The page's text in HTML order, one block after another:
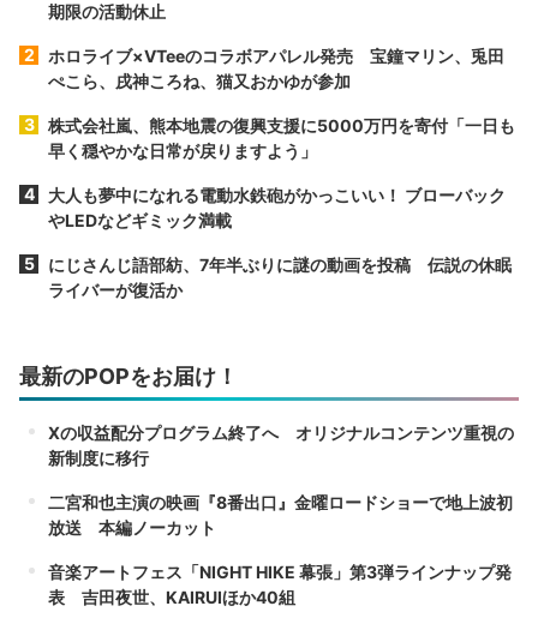
期限の活動休止
ホロライブ×VTeeのコラボアパレル発売 宝鐘マリン、兎田
ぺこら、戌神ころね、猫又おかゆが参加
株式会社嵐、熊本地震の復興支援に5000万円を寄付「一日も
早く穏やかな日常が戻りますよう」
大人も夢中になれる電動水鉄砲がかっこいい！ ブローバック
やLEDなどギミック満載
にじさんじ語部紡、7年半ぶりに謎の動画を投稿 伝説の休眠
ライバーが復活か
最新のPOPをお届け！
Xの収益配分プログラム終了へ オリジナルコンテンツ重視の
新制度に移行
二宮和也主演の映画『8番出口』金曜ロードショーで地上波初
放送 本編ノーカット
音楽アートフェス「NIGHT HIKE 幕張」第3弾ラインナップ発
表 吉田夜世、KAIRUIほか40組